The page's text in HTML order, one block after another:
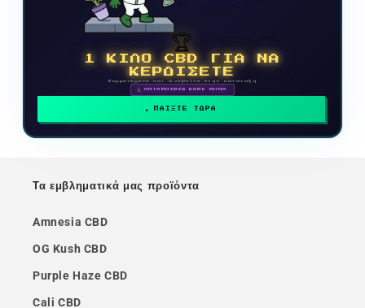
🏆
1 ΚΙΛΟ CBD ΓΙΑ ΝΑ
ΚΕΡΔΙΣΕΤΕ
Συμμετέχετε και ανεβείτε στην κατάταξη
🗓 ΑΝΤΑΜΟΙΒΕΣ ΚΑΘΕ ΜΗΝΑ
ΠΑΙΞΤΕ ΤΩΡΑ
Τα εμβληματικά μας προϊόντα
Amnesia CBD
OG Kush CBD
Purple Haze CBD
Cali CBD